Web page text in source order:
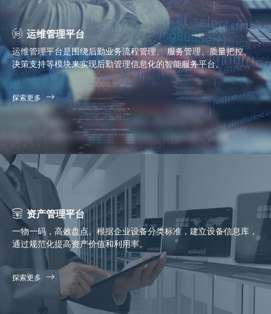
运维管理平台
运维管理平台是围绕后勤业务流程管理、 服务管理、质量把控、
决策支持等模块来实现后勤管理信息化的智能服务平台。
探索更多
资产管理平台
一物一码，高效盘点。根据企业设备分类标准，建立设备信息库，
通过规范化提高资产价值和利用率。
探索更多